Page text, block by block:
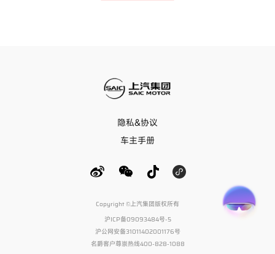
隐私&协议
车主手册
Copyright ©上汽集团版权所有
沪ICP备09093484号-5
沪公网安备31011402001176号
名爵客户尊崇热线400-828-1088